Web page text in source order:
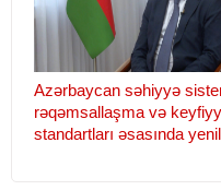
Azərbaycan səhiyyə
rəqəmsallaşma və
standartları əsasında